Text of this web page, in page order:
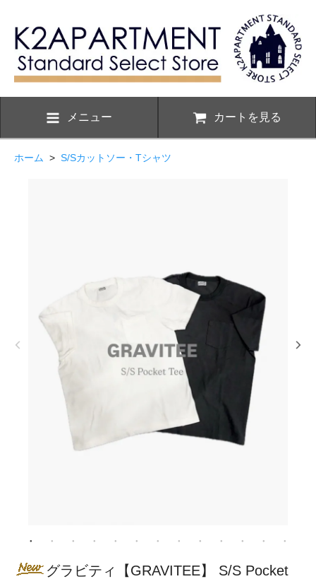
メニュー カートを見る
ホーム > S/Sカットソー・Tシャツ
グラビティ【GRAVITEE】 S/S Pocket